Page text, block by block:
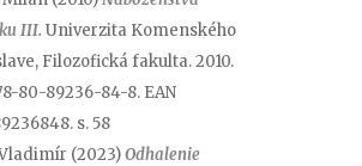
III. Univerzita Komenského
Filozofická fakulta. 2010.
80-89236-84-8. EAN
s. 58
(2023)Odhalenie